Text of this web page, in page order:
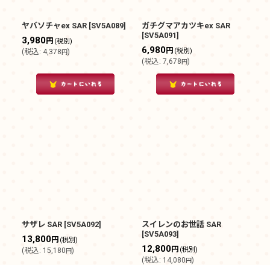
ヤバソチャex SAR [SV5A089]
3,980円 (税別)
(税込: 4,378円)
ガチグマアカツキex SAR
[SV5A091]
6,980円 (税別)
(税込: 7,678円)
サザレ SAR [SV5A092]
13,800円 (税別)
(税込: 15,180円)
スイレンのお世話 SAR
[SV5A093]
12,800円 (税別)
(税込: 14,080円)